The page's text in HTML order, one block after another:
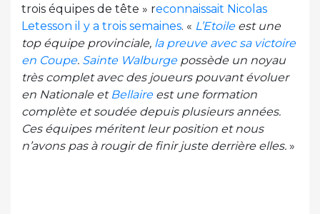
trois équipes de tête » reconnaissait Nicolas
Letesson il y a trois semaines. « L’Etoileest une
top équipe provinciale, la preuve avec sa victoire
en Coupe. Sainte Walburgepossède un noyau
très complet avec des joueurs pouvant évoluer
en Nationale et Bellaireest une formation
complète et soudée depuis plusieurs années.
Ces équipes méritent leur position et nous
n’avons pas à rougir de finir juste derrière elles. »